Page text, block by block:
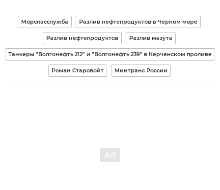
Морспасслужба Разлив нефтепродуктов в Черном море
Разлив нефтепродуктов Разлив мазута
Танкеры "Волгонефть 212" и "Волгонефть 239" в Керченском проливе
Роман Старовойт Минтранс России